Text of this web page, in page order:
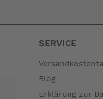
SERVICE
Blog
Erklärung zur